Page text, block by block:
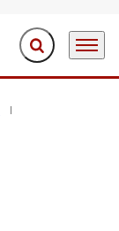
Fold søgefelt ud
Menu